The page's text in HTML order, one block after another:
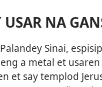
USAR NA
Sinai,
a metal et
et say templod